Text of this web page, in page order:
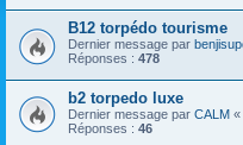
B12 torpédo tourisme
Dernier message par
Réponses : 478
b2 torpedo luxe
Dernier message par CALM «
Réponses : 46